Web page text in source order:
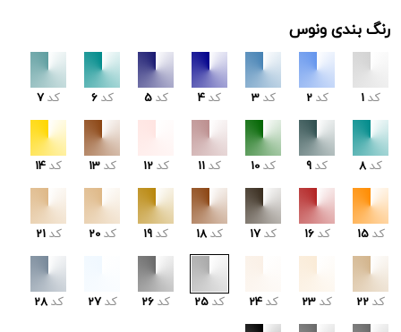
رنگ بندی ونوس
کد 1 کد 2 کد 3 کد 4 کد 5 کد 6 کد 7
کد 8 کد 9 کد 10 کد 11 کد 12 کد 13 کد 14
کد 15 کد 16 کد 17 کد 18 کد 19 کد 20 کد 21
کد 22 کد 23 کد 24 کد 25 کد 26 کد 27 کد 28